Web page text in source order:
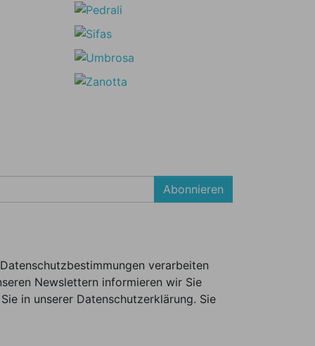
Abonnieren
verarbeiten
Newslettern informieren wir Sie
in unserer Datenschutzerklärung. Sie